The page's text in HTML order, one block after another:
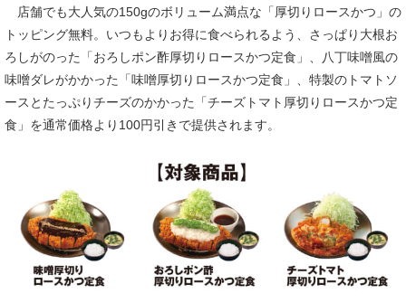
店舗でも大人気の150gのボリューム満点な「厚切りロースかつ」の
トッピング無料。いつもよりお得に食べられるよう、さっぱり大根お
ろしがのった「おろしポン酢厚切りロースかつ定食」、八丁味噌風の
味噌ダレがかかった「味噌厚切りロースかつ定食」、特製のトマトソ
ースとたっぷりチーズのかかった「チーズトマト厚切りロースかつ定
食」を通常価格より100円引きで提供されます。